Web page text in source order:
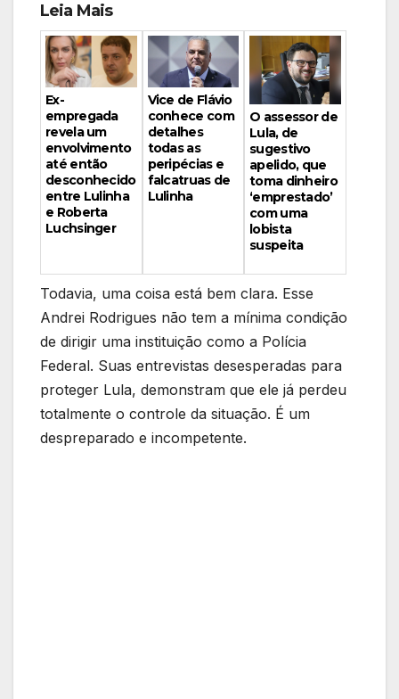
Leia Mais
Ex-
empregada
revela um
envolvimento
até então
desconhecido
entre Lulinha
e Roberta
Luchsinger
Vice de Flávio
conhece com
detalhes
todas as
peripécias e
falcatruas de
Lulinha
O assessor de
Lula, de
sugestivo
apelido, que
toma dinheiro
‘emprestado’
com uma
lobista
suspeita
Todavia, uma coisa está bem clara. Esse
Andrei Rodrigues não tem a mínima condição
de dirigir uma instituição como a Polícia
Federal. Suas entrevistas desesperadas para
proteger Lula, demonstram que ele já perdeu
totalmente o controle da situação. É um
despreparado e incompetente.